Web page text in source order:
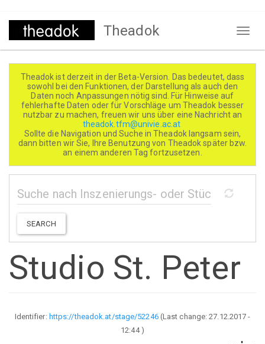
Direkt
Theadok
Theadok ist derzeit in der Beta-Version. Das bedeutet, dass
sowohl bei den Funktionen, der Darstellung als auch den
Daten noch Anpassungen nötig sind. Für Hinweise auf
fehlerhafte Daten oder für Vorschläge um Theadok besser
nutzbar zu machen, freuen wir uns über eine Nachricht an
theadok.tfm@univie.ac.at
Sollte die Navigation und Suche in Theadok langsam sein,
dann bitten wir Sie, Ihre Benutzung von Theadok später bzw.
an einem anderen Tag fortzusetzen.
SEARCH
Studio St. Peter
Identifier: https://theadok.at/stage/52246(Last change:27.12.2017 -
12:44)